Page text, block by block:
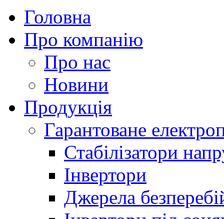
Головна
Про компанію
Про нас
Новини
Продукція
Гарантоване
Стабілізатори
Інвертори
Джерела